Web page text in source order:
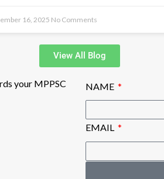
16, 2025 No Comments
View All Blog
your MPPSC
NAME
EMAIL